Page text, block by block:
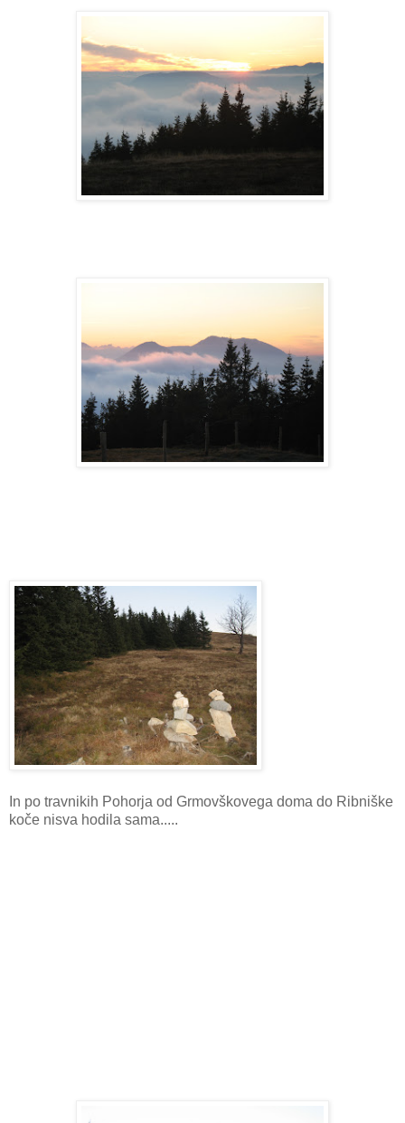
In po travnikih Pohorja od Grmovškovega doma do Ribniške
koče nisva hodila sama.....